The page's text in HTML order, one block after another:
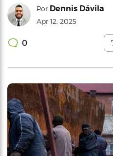
Por Dennis Dávila
Apr 12, 2025
0